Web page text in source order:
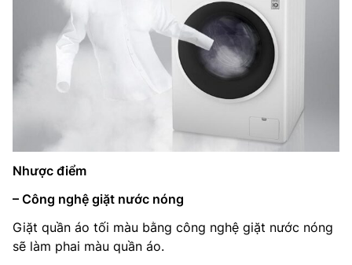
Nhược điểm
– Công nghệ giặt nước nóng
Giặt quần áo tối màu bằng công nghệ giặt nước nóng
sẽ làm phai màu quần áo.